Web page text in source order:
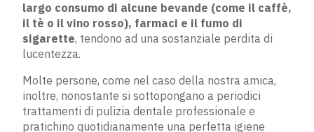
largo consumo di alcune bevande (come il caffè,
il tè o il vino rosso), farmaci e il fumo di
sigarette, tendono ad una sostanziale perdita di
lucentezza.
Molte persone, come nel caso della nostra amica,
inoltre, nonostante si sottopongano a periodici
trattamenti di pulizia dentale professionale e
pratichino quotidianamente una perfetta igiene